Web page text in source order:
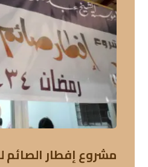
مشروع إفطار الصائم للعام